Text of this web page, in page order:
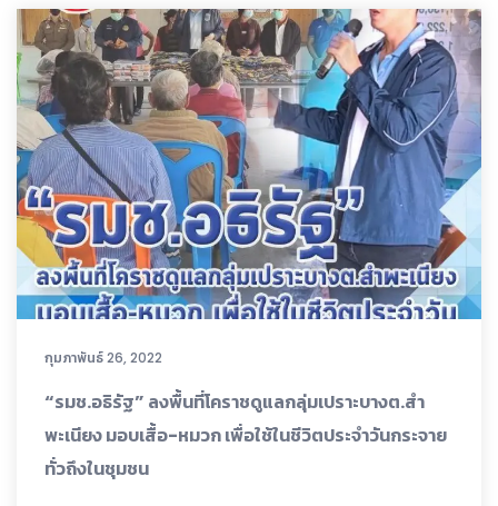
กุมภาพันธ์ 26, 2022
“รมช.อธิรัฐ” ลงพื้นที่โคราชดูแลกลุ่มเปราะบางต.สำ
พะเนียง มอบเสื้อ-หมวก เพื่อใช้ในชีวิตประจำวันกระจาย
ทั่วถึงในชุมชน